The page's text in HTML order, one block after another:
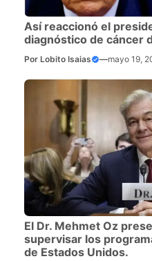
Así reaccionó el
diagnóstico de cáncer
Por Lobito Isaias —mayo 19,
El Dr. Mehmet Oz
supervisar los
de Estados Unidos.